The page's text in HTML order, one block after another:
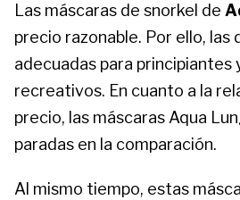
Las máscaras de snorkel de
precio razonable. Por ello, las
adecuadas para principiantes
recreativos. En cuanto a la
precio, las máscaras Aqua
paradas en la comparación.
Al mismo tiempo, estas